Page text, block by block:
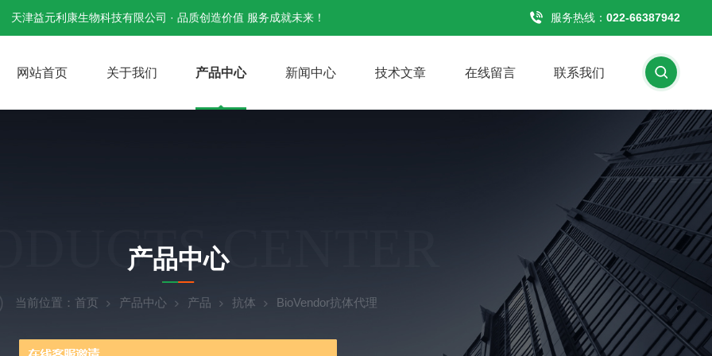
天津益元利康生物科技有限公司 · 品质创造价值 服务成就未来！ 服务热线： 022-66387942
网站首页 关于我们 产品中心 新闻中心 技术文章 在线留言 联系我们
CENTER
产品中心
当前位置： 首页 产品中心 产品 抗体 BioVendor抗体代理